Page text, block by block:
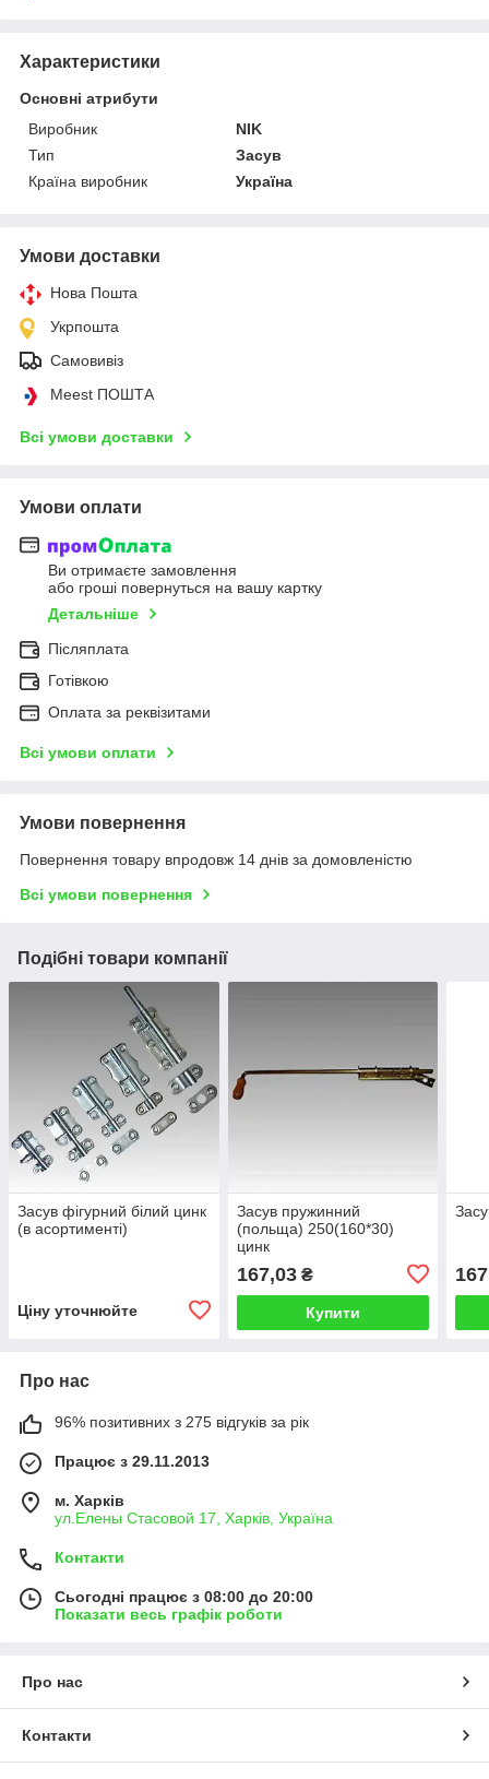
Характеристики
Основні атрибути
Виробник
NIK
Тип
Засув
Країна виробник
Україна
Умови доставки
Нова Пошта
Укрпошта
Самовивіз
Meest ПОШТА
Всі умови доставки
Умови оплати
Ви отримаєте замовлення
або гроші повернуться на вашу картку
Детальніше
Післяплата
Готівкою
Оплата за реквізитами
Всі умови оплати
Умови повернення
Повернення товару впродовж 14 днів за домовленістю
Всі умови повернення
Подібні товари компанії
Засув фігурний білий цинк
(в асортименті)
Ціну уточнюйте
Засув пружинний
(польща) 250(160*30)
цинк
167,03₴
Купити
Про нас
96% позитивних з 275 відгуків за рік
Працює з 29.11.2013
м. Харків
ул.Елены Стасовой 17, Харків, Україна
Контакти
Сьогодні працює з 08:00 до 20:00
Показати весь графік роботи
Про нас
Контакти